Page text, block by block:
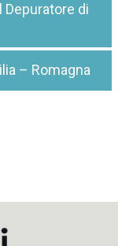
Depuratore di
– Romagna